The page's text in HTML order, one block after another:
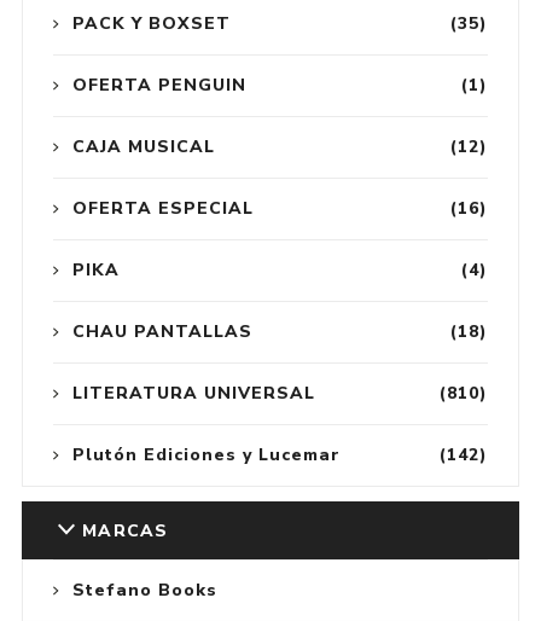
(35)
PACK Y BOXSET
(1)
OFERTA PENGUIN
(12)
CAJA MUSICAL
(16)
OFERTA ESPECIAL
(4)
PIKA
(18)
CHAU PANTALLAS
(810)
LITERATURA UNIVERSAL
(142)
Plutón Ediciones y Lucemar
MARCAS
Stefano Books